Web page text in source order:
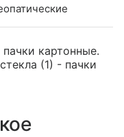
картонные.
(1) - пачки